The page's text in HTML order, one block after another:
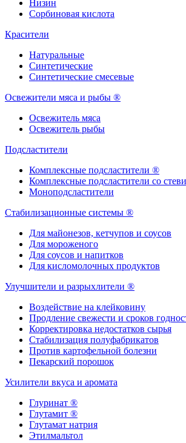
Низин
Сорбиновая кислота
Красители
Натуральные
Синтетические
Синтетические смесевые
Освежители мяса и рыбы ®
Освежитель мяса
Освежитель рыбы
Подсластители
Комплексные подсластители ®
Комплексные подсластители со
Моноподсластители
Стабилизационные системы ®
Для майонезов, кетчупов и соусов
Для мороженого
Для соусов и напитков
Для кисломолочных продуктов
Улучшители и разрыхлители ®
Воздействие на клейковину
Продление свежести и сроков
Корректировка недостатков сырья
Стабилизация полуфабрикатов
Против картофельной болезни
Пекарский порошок
Усилители вкуса и аромата
Глуринат ®
Глутамит ®
Глутамат натрия
Этилмальтол